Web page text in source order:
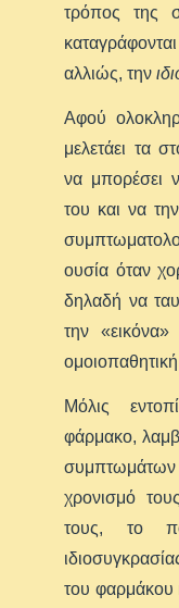
τρόπος της
αλλιώς, την
Αφού
μελετάει τα
να μπορέσει
του και να την
ουσία όταν
δηλαδή να
την
Μόλις
φάρμακο,
συμπτωμάτων
χρονισμό
τους, το
του φαρμάκου